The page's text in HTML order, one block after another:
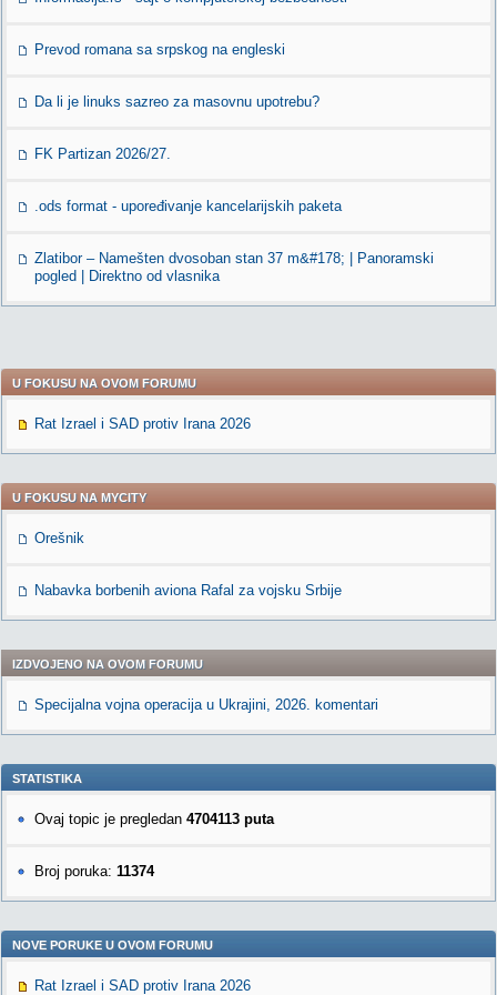
Prevod romana sa srpskog na engleski
Da li je linuks sazreo za masovnu upotrebu?
FK Partizan 2026/27.
.ods format - upoređivanje kancelarijskih paketa
Zlatibor – Namešten dvosoban stan 37 m&#178; | Panoramski
pogled | Direktno od vlasnika
U FOKUSU NA OVOM FORUMU
Rat Izrael i SAD protiv Irana 2026
U FOKUSU NA MYCITY
Orešnik
Nabavka borbenih aviona Rafal za vojsku Srbije
IZDVOJENO NA OVOM FORUMU
Specijalna vojna operacija u Ukrajini, 2026. komentari
STATISTIKA
Ovaj topic je pregledan 4704113 puta
Broj poruka: 11374
NOVE PORUKE U OVOM FORUMU
Rat Izrael i SAD protiv Irana 2026